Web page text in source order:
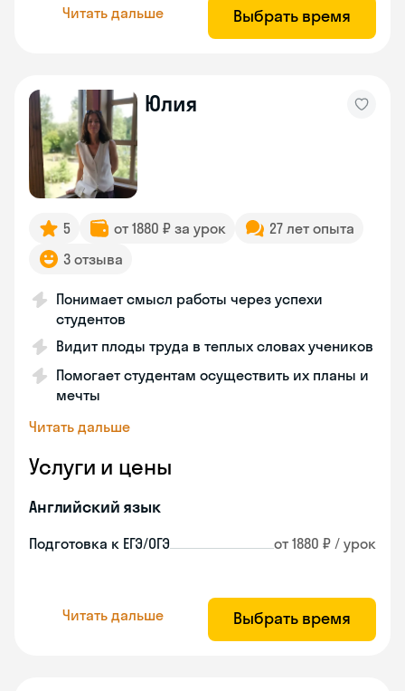
Читать дальше Выбрать время
Юлия
5 от 1880 ₽ за урок
27 лет опыта
3 отзыва
Понимает смысл работы через успехи
студентов
Видит плоды труда в теплых словах учеников
Помогает студентам осуществить их планы и
мечты
Читать дальше
Услуги и цены
Английский язык
Подготовка к ЕГЭ/ОГЭ от 1880 ₽ / урок
Читать дальше Выбрать время